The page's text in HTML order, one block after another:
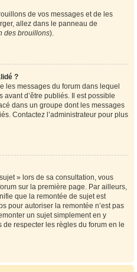
de vos messages et de les
allez dans le panneau de
des brouillons).
?
les messages du forum dans lequel
avant d’être publiés. Il est possible
dans un groupe dont les messages
Contactez l’administrateur pour plus
» lors de sa consultation, vous
sur la première page. Par ailleurs,
que la remontée de sujet est
pour autoriser la remontée n’est pas
un sujet simplement en y
respecter les règles du forum en le